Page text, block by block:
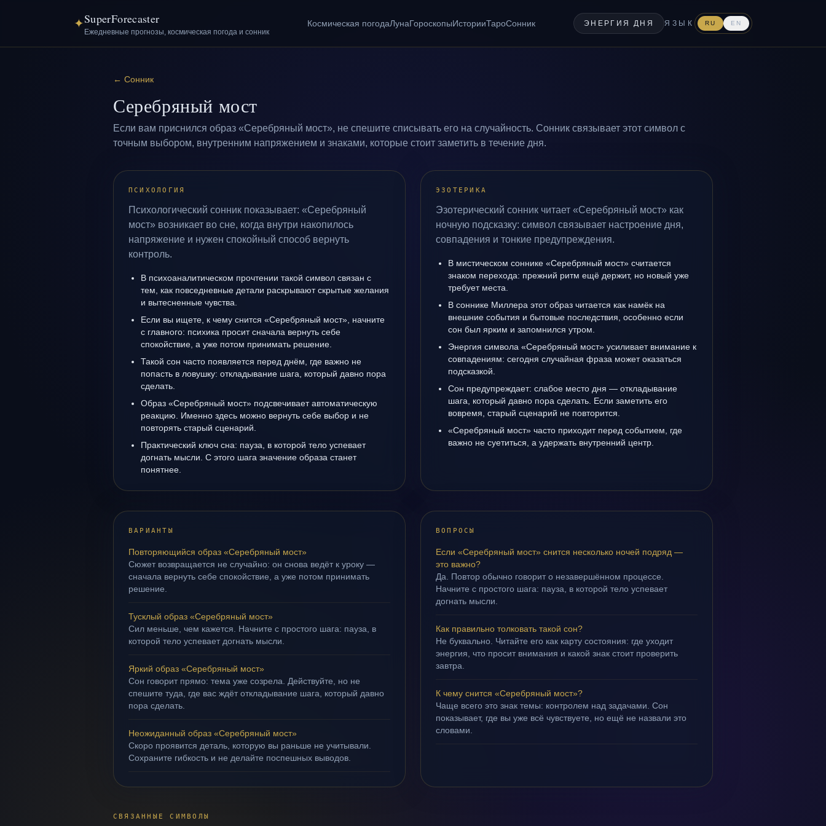
✦SuperForecaster
Ежедневные прогнозы, космическая погода и сонник
Космическая погодаЛунаГороскопыИсторииТароСонник ЭНЕРГИЯ ДНЯ ЯЗЫК RU EN
← Сонник
Серебряный мост
Если вам приснился образ «Серебряный мост», не спешите списывать его на случайность. Сонник связывает этот символ с
точным выбором, внутренним напряжением и знаками, которые стоит заметить в течение дня.
ПСИХОЛОГИЯ
Психологический сонник показывает: «Серебряный
мост» возникает во сне, когда внутри накопилось
напряжение и нужен спокойный способ вернуть
контроль.
В психоаналитическом прочтении такой символ связан с
тем, как повседневные детали раскрывают скрытые желания
и вытесненные чувства.
Если вы ищете, к чему снится «Серебряный мост», начните
с главного: психика просит сначала вернуть себе
спокойствие, а уже потом принимать решение.
Такой сон часто появляется перед днём, где важно не
попасть в ловушку: откладывание шага, который давно пора
сделать.
Образ «Серебряный мост» подсвечивает автоматическую
реакцию. Именно здесь можно вернуть себе выбор и не
повторять старый сценарий.
Практический ключ сна: пауза, в которой тело успевает
догнать мысли. С этого шага значение образа станет
понятнее.
ЭЗОТЕРИКА
Эзотерический сонник читает «Серебряный мост» как
ночную подсказку: символ связывает настроение дня,
совпадения и тонкие предупреждения.
В мистическом соннике «Серебряный мост» считается
знаком перехода: прежний ритм ещё держит, но новый уже
требует места.
В соннике Миллера этот образ читается как намёк на
внешние события и бытовые последствия, особенно если
сон был ярким и запомнился утром.
Энергия символа «Серебряный мост» усиливает внимание к
совпадениям: сегодня случайная фраза может оказаться
подсказкой.
Сон предупреждает: слабое место дня — откладывание
шага, который давно пора сделать. Если заметить его
вовремя, старый сценарий не повторится.
«Серебряный мост» часто приходит перед событием, где
важно не суетиться, а удержать внутренний центр.
ВАРИАНТЫ
Повторяющийся образ «Серебряный мост»
Сюжет возвращается не случайно: он снова ведёт к уроку —
сначала вернуть себе спокойствие, а уже потом принимать
решение.
Тусклый образ «Серебряный мост»
Сил меньше, чем кажется. Начните с простого шага: пауза, в
которой тело успевает догнать мысли.
Яркий образ «Серебряный мост»
Сон говорит прямо: тема уже созрела. Действуйте, но не
спешите туда, где вас ждёт откладывание шага, который давно
пора сделать.
Неожиданный образ «Серебряный мост»
Скоро проявится деталь, которую вы раньше не учитывали.
Сохраните гибкость и не делайте поспешных выводов.
ВОПРОСЫ
Если «Серебряный мост» снится несколько ночей подряд —
это важно?
Да. Повтор обычно говорит о незавершённом процессе.
Начните с простого шага: пауза, в которой тело успевает
догнать мысли.
Как правильно толковать такой сон?
Не буквально. Читайте его как карту состояния: где уходит
энергия, что просит внимания и какой знак стоит проверить
завтра.
К чему снится «Серебряный мост»?
Чаще всего это знак темы: контролем над задачами. Сон
показывает, где вы уже всё чувствуете, но ещё не назвали это
словами.
СВЯЗАННЫЕ СИМВОЛЫ